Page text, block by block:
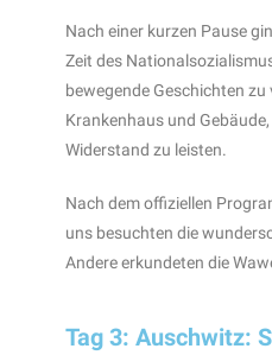
Nach einer kurzen Pause
Zeit des
bewegende Geschichten
Krankenhaus und
Widerstand zu leisten.
Nach dem offiziellen
uns besuchten die
Andere erkundeten die
Tag 3: Auschwitz: